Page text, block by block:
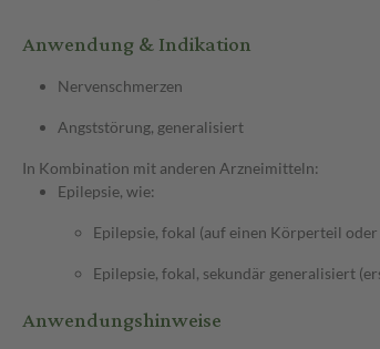
Anwendung & Indikation
Nervenschmerzen
Angststörung, generalisiert
In Kombination mit anderen Arzneimitteln:
Epilepsie, wie:
Epilepsie, fokal (auf einen Körperteil
Epilepsie, fokal, sekundär generalisiert
Anwendungshinweise